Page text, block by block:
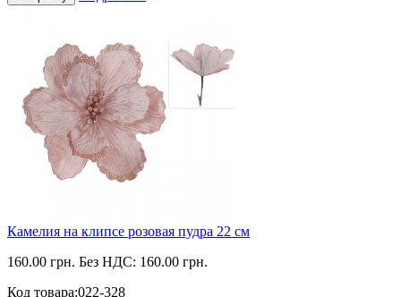
Камелия на клипсе розовая пудра 22 см
160.00 грн. Без НДС: 160.00 грн.
Код товара:022-328